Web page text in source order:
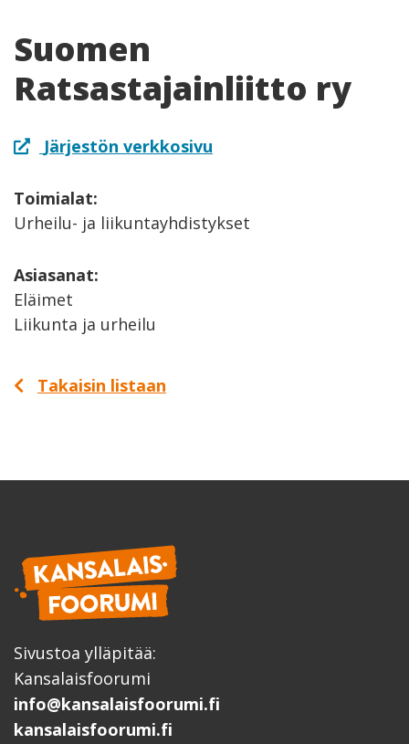
Suomen
Ratsastajainliitto ry
Järjestön verkkosivu
Toimialat:
Urheilu- ja liikuntayhdistykset
Asiasanat:
Eläimet
Liikunta ja urheilu
Takaisin listaan
Sivustoa ylläpitää:
Kansalaisfoorumi
info@kansalaisfoorumi.fi
kansalaisfoorumi.fi